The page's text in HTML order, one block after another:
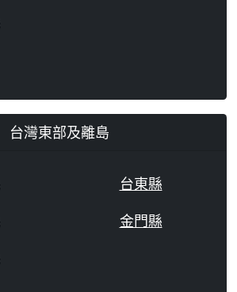
台灣東部及離島
台東縣
金門縣